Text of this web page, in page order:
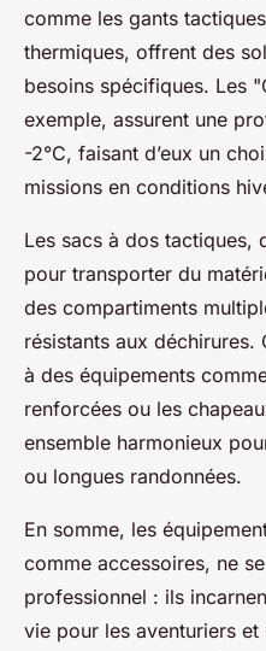
comme les gants
thermiques, offrent des
besoins spécifiques. Les
exemple, assurent une
-2°C, faisant d’eux un
missions en conditions
Les sacs à dos tactiques,
pour transporter du
des compartiments
résistants aux déchirures.
à des équipements
renforcées ou les
ensemble harmonieux
ou longues randonnées.
En somme, les
comme accessoires, ne
professionnel : ils
vie pour les aventuriers